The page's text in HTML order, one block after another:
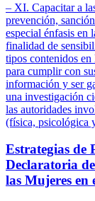
– XI. Capacitar a
prevención,
especial énfasis en
finalidad de
tipos contenidos
para cumplir con
información y ser
una investigación
las autoridades
(física, psicológica
Estrategias de
Declaratoria
las Mujeres en